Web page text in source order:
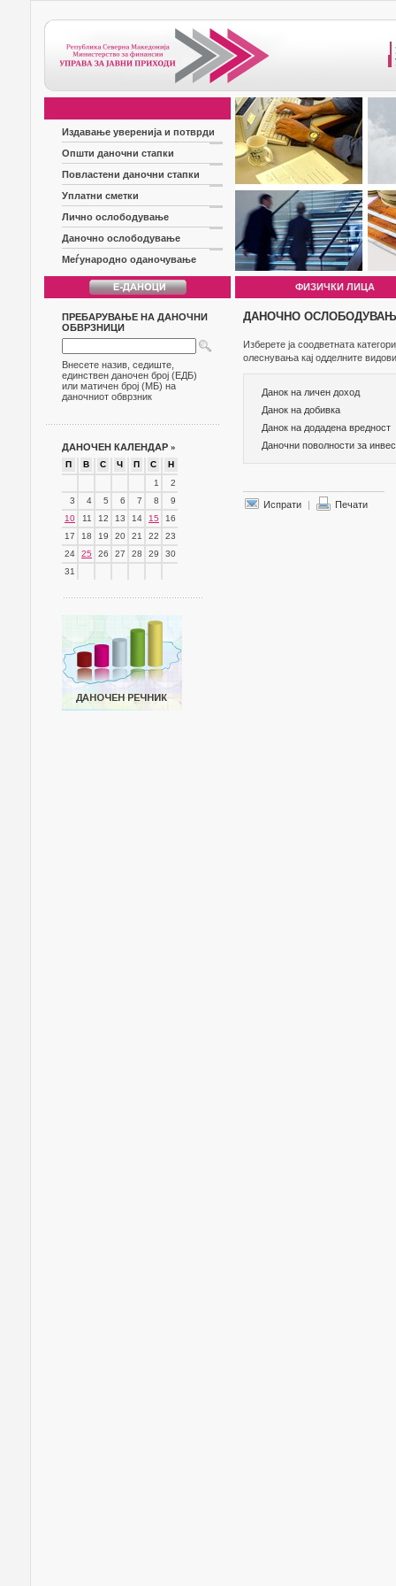
Издавање уверенија и потврди
Општи даночни стапки
Повластени даночни стапки
Уплатни сметки
Лично ослободување
Даночно ослободување
Меѓународно оданочување
ФИЗИЧКИ ЛИЦА
ПРЕБАРУВАЊЕ НА ДАНОЧНИ
ОБВРЗНИЦИ
Внесете назив, седиште,
единствен даночен број (ЕДБ)
или матичен број (МБ) на
даночниот обврзник
ДАНОЧЕН КАЛЕНДАР »
П В С Ч П С
Н
1
2
3
4 5 6 7 8
9
10
11 12 13 14 15
16
17
18 19 20 21 22
23
24
25 26 27 28 29
30
31
ДАНОЧНО
Изберете ја соодветната
олеснувања кај одделните
Данок на личен доход
Данок на добивка
Данок на додадена вредност
Даночни поволности за
Испрати | Печати